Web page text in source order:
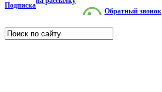
Обратный звонок
Подписка